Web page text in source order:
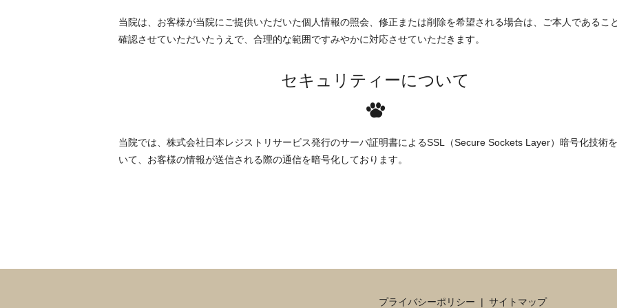
当院は、お客様が当院にご提供いただいた個人情報の照会、修正または削除を希望される場合は、ご本人であるこ
確認させていただいたうえで、合理的な範囲ですみやかに対応させていただきます。
セキュリティーについて
当院では、株式会社日本レジストリサービス発行のサーバ証明書によるSSL（Secure Sockets Layer）暗号化技術
いて、お客様の情報が送信される際の通信を暗号化しております。
プライバシーポリシー サイトマップ